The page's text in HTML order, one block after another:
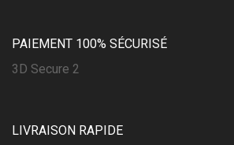
PAIEMENT 100% SÉCURISÉ
3D Secure 2
LIVRAISON RAPIDE